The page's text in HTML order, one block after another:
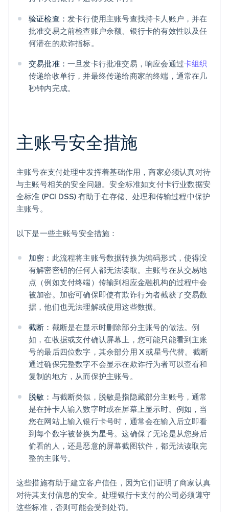
验证检查： 发卡行使用主账号查找持卡人账户，并在
批准交易之前检查账户余额、银行卡的有效性以及任
何潜在的欺诈指标。
交易批准： 一旦发卡行批准交易，响应会通过卡组织
传递给收单行，并最终传递给商家的终端，通常在几
秒钟内完成。
主账号安全措施
主账号在支付处理中发挥着基础作用，商家必须认真对待
与主账号相关的安全问题。安全标准如支付卡行业数据安
全标准 (PCI DSS) 有助于在存储、处理和传输过程中保护
主账号。
以下是一些主账号安全措施：
加密： 此流程将主账号数据转换为编码形式，使得没
有解密密钥的任何人都无法读取。主账号在从交易地
点（例如支付终端）传输到相应金融机构的过程中会
被加密。加密可确保即使有欺诈行为者截获了交易数
据，他们也无法理解或使用这些数据。
截断： 截断是在显示时删除部分主账号的做法。例
如，在收据或支付确认屏幕上，您可能只能看到主账
号的最后四位数字，其余部分用 X 或星号代替。截断
通过确保完整数字不会显示在欺诈行为者可以查看和
复制的地方，从而保护主账号。
脱敏： 与截断类似，脱敏是指隐藏部分主账号，通常
是在持卡人输入数字时或在屏幕上显示时。例如，当
您在网站上输入银行卡号时，通常会在输入后立即看
到每个数字被替换为星号。这确保了无论是从您身后
偷看的人，还是恶意的屏幕截图软件，都无法读取完
整的主账号。
这些措施有助于建立客户信任，因为它们证明了商家认真
对待其支付信息的安全。处理银行卡支付的公司必须遵守
这些标准，否则可能会受到处罚。